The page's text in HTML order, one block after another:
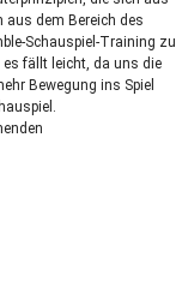
aus dem Bereich des
Schauspiel-Training zu
es fällt leicht, da uns die
Bewegung ins Spiel